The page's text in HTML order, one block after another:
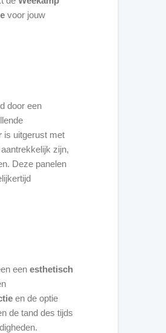
voor jouw
door een
is uitgerust met
zijn,
Deze panelen
een esthetisch
en de optie
de tand des tijds